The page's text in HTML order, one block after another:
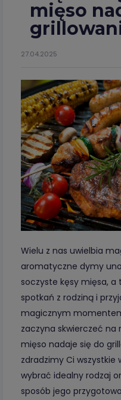
mięso
27.04.2025
Wielu z nas uwielbia
aromatyczne dymy
soczyste kęsy mięsa, a
spotkań z rodziną i
magicznym
zaczyna skwierczeć na
mięso nadaje się do
zdradzimy Ci wszystkie
wybrać idealny rodzaj
sposób jego